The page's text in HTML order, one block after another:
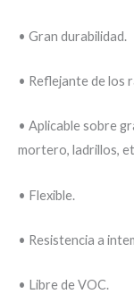
• Gran durabilidad.
• Reflejante de los
• Aplicable sobre
mortero, ladrillos,
• Flexible.
• Resistencia a
• Libre de VOC.